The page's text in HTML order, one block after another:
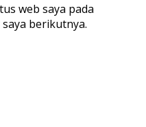
web saya pada
berikutnya.